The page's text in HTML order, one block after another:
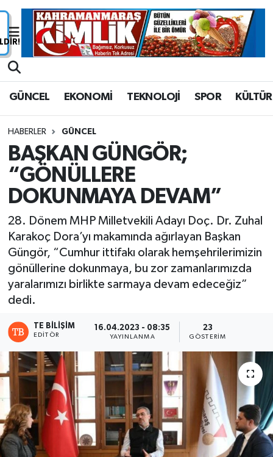
GÜNCEL EKONOMİ TEKNOLOJİ SPOR KÜLTÜR
HABERLER GÜNCEL
BAŞKAN GÜNGÖR;
“GÖNÜLLERE
DOKUNMAYA DEVAM”
28. Dönem MHP Milletvekili Adayı Doç. Dr. Zuhal
Karakoç Dora’yı makamında ağırlayan Başkan
Güngör, “Cumhur ittifakı olarak hemşehrilerimizin
gönüllerine dokunmaya, bu zor zamanlarımızda
yaralarımızı birlikte sarmaya devam edeceğiz”
dedi.
TE BILIŞIM
EDITÖR
16.04.2023 - 08:35
YAYINLANMA
23
GÖSTERIM
Nöbetçi Eczaneler
Süper Lig Puan Durumu ve Fikstür
Tüm Manşetler
Son Dakika Haberleri
Haber Arşivi